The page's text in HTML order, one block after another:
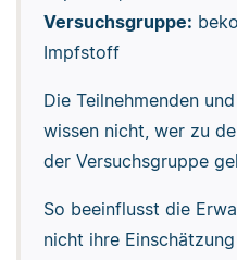
Versuchsgruppe:
Impfstoff
Die Teilnehmenden
wissen nicht, wer zu
der Versuchsgruppe
So beeinflusst die
nicht ihre